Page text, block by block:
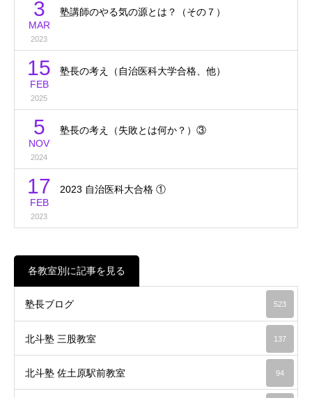
3
MAR
2023
塾講師のやる気の源とは？（その７）
15
FEB
2025
塾長の考え（自治医科大学合格、他）
5
NOV
2024
塾長の考え（失敗とは何か？）③
17
FEB
2023
2023 自治医科大合格 ①
各教室別に記事を見る
塾長ブログ 523
北斗塾 三股教室 137
北斗塾 佐土原駅前教室 94